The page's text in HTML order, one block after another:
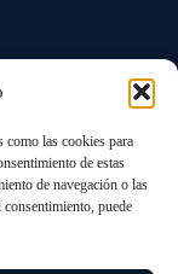
como las cookies para
de estas
de navegación o las
puede